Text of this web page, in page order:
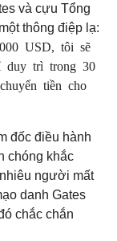
và cựu Tổng
thông điệp lạ:
USD, tôi sẽ
duy trì trong 30
tiền cho
đốc điều hành
chóng khắc
người mất
danh Gates
chắc chắn